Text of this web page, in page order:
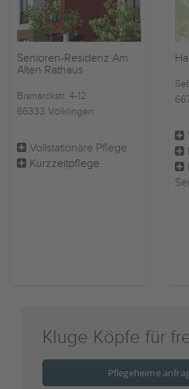
Senioren-Residenz Am
Alten Rathaus
Bismarckstr. 4-12
66333 Völklingen
Vollstationäre Pflege
Kurzzeitpflege
Kluge Köpfe für
Pflegeheime